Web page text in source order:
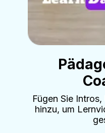
Fügen Sie
hinzu, um